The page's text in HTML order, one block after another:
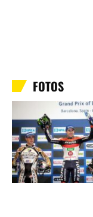
FOTOS